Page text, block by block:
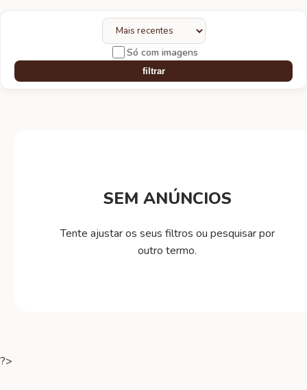
Só com imagens
filtrar
SEM ANÚNCIOS
Tente ajustar os seus filtros ou pesquisar por
outro termo.
?>